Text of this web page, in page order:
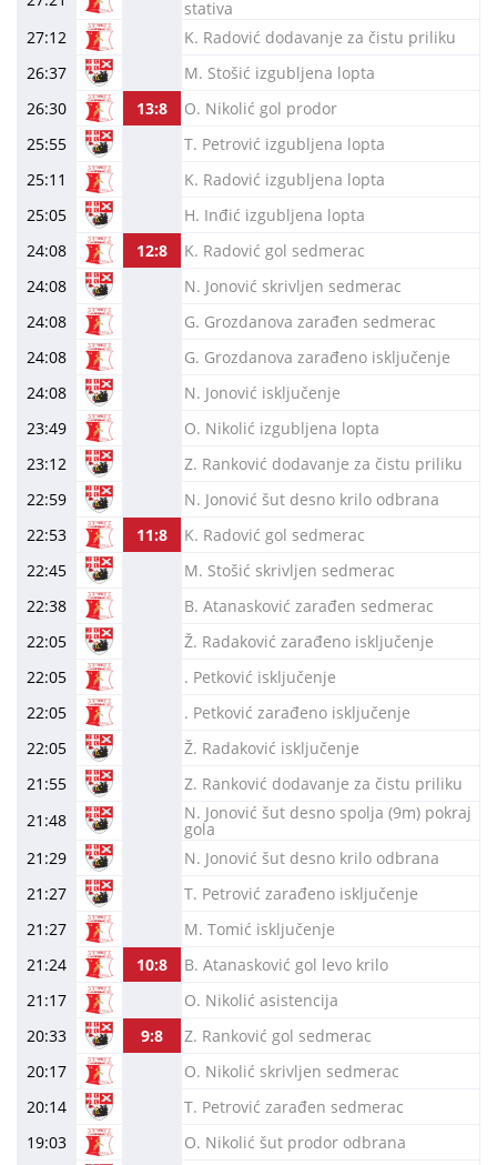
stativa
27:12
K. Radović dodavanje za čistu priliku
26:37
M. Stošić izgubljena lopta
26:30
13:8
O. Nikolić gol prodor
25:55
T. Petrović izgubljena lopta
25:11
K. Radović izgubljena lopta
25:05
H. Inđić izgubljena lopta
24:08
12:8
K. Radović gol sedmerac
24:08
N. Jonović skrivljen sedmerac
24:08
G. Grozdanova zarađen sedmerac
24:08
G. Grozdanova zarađeno isključenje
24:08
N. Jonović isključenje
23:49
O. Nikolić izgubljena lopta
23:12
Z. Ranković dodavanje za čistu priliku
22:59
N. Jonović šut desno krilo odbrana
22:53
11:8
K. Radović gol sedmerac
22:45
M. Stošić skrivljen sedmerac
22:38
B. Atanasković zarađen sedmerac
22:05
Ž. Radaković zarađeno isključenje
22:05
. Petković isključenje
22:05
. Petković zarađeno isključenje
22:05
Ž. Radaković isključenje
21:55
Z. Ranković dodavanje za čistu priliku
21:48
N. Jonović šut desno spolja (9m) pokraj
gola
21:29
N. Jonović šut desno krilo odbrana
21:27
T. Petrović zarađeno isključenje
21:27
M. Tomić isključenje
21:24
10:8
B. Atanasković gol levo krilo
21:17
O. Nikolić asistencija
20:33
9:8
Z. Ranković gol sedmerac
20:17
O. Nikolić skrivljen sedmerac
20:14
T. Petrović zarađen sedmerac
19:03
O. Nikolić šut prodor odbrana